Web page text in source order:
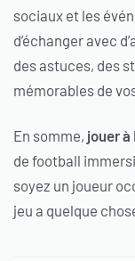
sociaux et les
d’échanger avec
des astuces, des
mémorables de
En somme, jouer à
de football
soyez un joueur
jeu a quelque